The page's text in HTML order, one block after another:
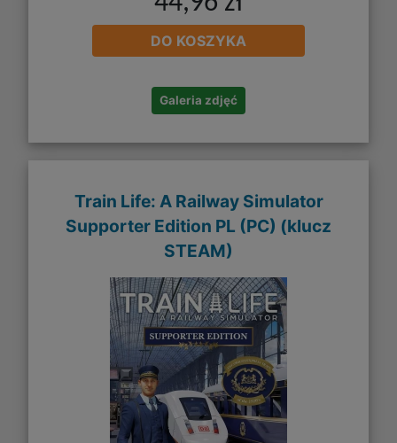
DO KOSZYKA
Galeria zdjęć
Train Life: A Railway Simulator
Supporter Edition PL (PC) (klucz
STEAM)